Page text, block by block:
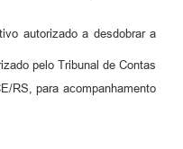
autorizado a desdobrar a
pelo Tribunal de Contas
RS, para acompanhamento